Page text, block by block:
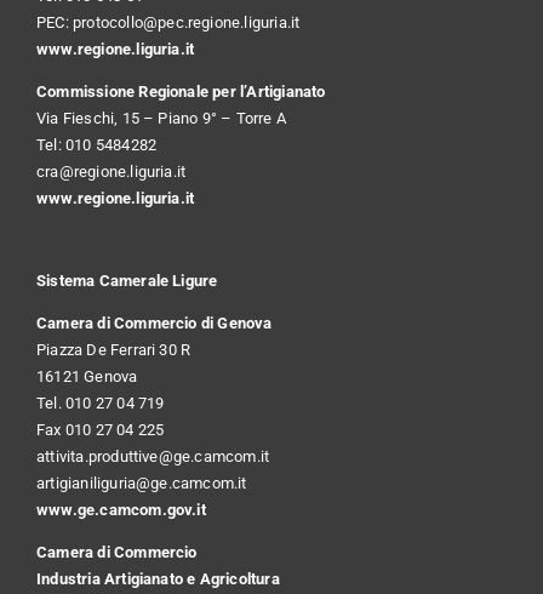
PEC: protocollo@pec.regione.liguria.it
www.regione.liguria.it
Commissione Regionale per l’Artigianato
Via Fieschi, 15 – Piano 9° – Torre A
Tel: 010 5484282
cra@regione.liguria.it
www.regione.liguria.it
Sistema Camerale Ligure
Camera di Commercio di Genova
Piazza De Ferrari 30 R
16121 Genova
Tel. 010 27 04 719
Fax 010 27 04 225
attivita.produttive@ge.camcom.it
artigianiliguria@ge.camcom.it
www.ge.camcom.gov.it
Camera di Commercio
Industria Artigianato e Agricoltura